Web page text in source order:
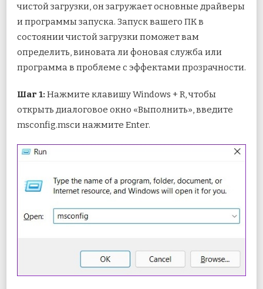
чистой загрузки, он загружает основные драйверы
и программы запуска. Запуск вашего ПК в
состоянии чистой загрузки поможет вам
определить, виновата ли фоновая служба или
программа в проблеме с эффектами прозрачности.
Шаг 1: Нажмите клавишу Windows + R, чтобы
открыть диалоговое окно «Выполнить», введите
msconfig.mscи нажмите Enter.